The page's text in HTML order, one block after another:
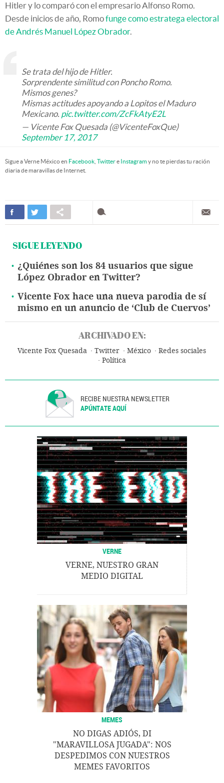
Hitler y lo comparó con el empresario Alfonso Romo.
Desde inicios de año, Romofunge como estratega electoral
de Andrés Manuel López Obrador.
Se trata del hijo de Hitler.
Sorprendente similitud con Poncho Romo.
Mismos genes?
Mismas actitudes apoyando a Lopitos el Maduro
Mexicano. pic.twitter.com/ZcFkAtyE2L
— Vicente Fox Quesada (@VicenteFoxQue)
September 17, 2017
Sigue a Verne México en Facebook Twittere Instagramy no te pierdas tu ración
diaria de maravillas de Internet.
SIGUE LEYENDO
¿Quiénes son los 84 usuarios que sigue
López Obrador en Twitter?
Vicente Fox hace una nueva parodia de sí
mismo en un anuncio de ‘Club de Cuervos’
ARCHIVADO EN:
Vicente Fox Quesada Twitter México
Redes sociales
Política
RECIBE NUESTRA NEWSLETTER
APÚNTATE AQUÍ
VERNE
VERNE, NUESTRO GRAN
MEDIO DIGITAL
MEMES
NO DIGAS ADIÓS, DI
"MARAVILLOSA JUGADA": NOS
DESPEDIMOS CON NUESTROS
MEMES FAVORITOS